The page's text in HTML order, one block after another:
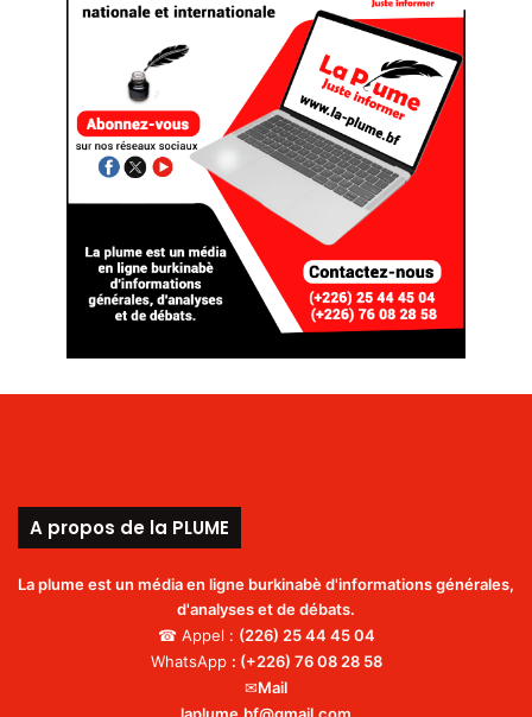
A propos de la PLUME
La plume est un média en ligne burkinabè d'informations générales,
d'analyses et de débats.
☎ Appel : (226) 25 44 45 04
WhatsApp : (+226) 76 08 28 58
✉Mail